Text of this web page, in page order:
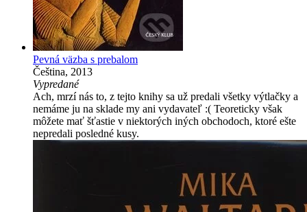
Pevná väzba s prebalom
Čeština, 2013
Vypredané
Ach, mrzí nás to, z tejto knihy sa už predali všetky výtlačky a
nemáme ju na sklade my ani vydavateľ :( Teoreticky však
môžete mať šťastie v niektorých iných obchodoch, ktoré ešte
nepredali posledné kusy.